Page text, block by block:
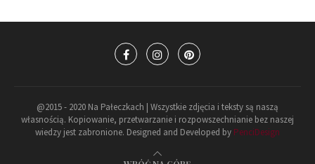
@2015 - 2020 Na Pałeczkach | Wszystkie zdjęcia i teksty są naszą
własnością. Kopiowanie, przetwarzanie i rozpowszechnianie bez naszej
wiedzy jest zabronione. Designed and Developed by PenciDesign